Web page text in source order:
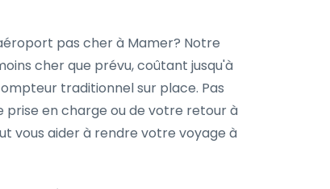
pas cher à Mamer? Notre
cher que prévu, coûtant jusqu'à
traditionnel sur place. Pas
prise en charge ou de votre retour à
vous aider à rendre votre voyage à